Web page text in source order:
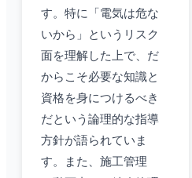
す。特に「電気は危な
いから」というリスク
面を理解した上で、だ
からこそ必要な知識と
資格を身につけるべき
だという論理的な指導
方針が語られていま
す。また、施工管理